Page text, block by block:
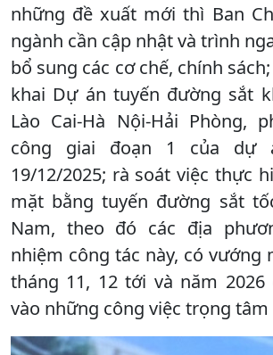
những đề xuất mới thì Ban
ngành cần cập nhật và trình
bổ sung các cơ chế, chính
khai Dự án tuyến đường sắt
Lào Cai-Hà Nội-Hải Phòng,
công giai đoạn 1 của dự
19/12/2025; rà soát việc thực
mặt bằng tuyến đường sắt
Nam, theo đó các địa
nhiệm công tác này, có vướng
tháng 11, 12 tới và năm
vào những công việc trọng tâm